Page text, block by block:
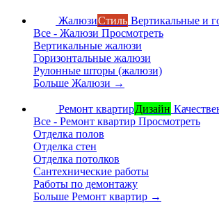
ЖалюзиСтиль Вертикальные и
Все - Жалюзи Просмотреть
Вертикальные жалюзи
Горизонтальные жалюзи
Рулонные шторы (жалюзи)
Больше Жалюзи →
Ремонт квартирДизайн
Все - Ремонт квартир Просмотреть
Отделка полов
Отделка стен
Отделка потолков
Сантехнические работы
Работы по демонтажу
Больше Ремонт квартир →